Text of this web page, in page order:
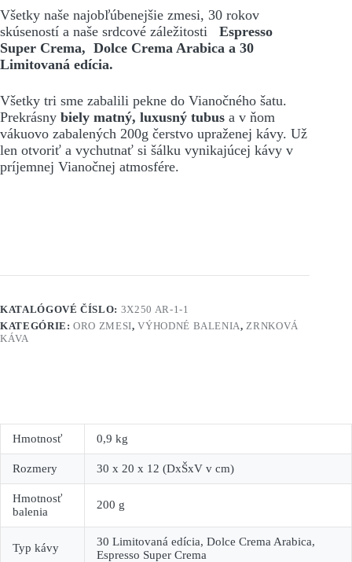
Všetky naše najobľúbenejšie zmesi, 30 rokov
skúseností a naše srdcové záležitosti Espresso
Super Crema, Dolce Crema Arabica a 30
Limitovaná edícia.
Všetky tri sme zabalili pekne do Vianočného šatu.
Prekrásny biely matný, luxusný tubus a v ňom
vákuovo zabalených 200g čerstvo upraženej kávy. Už
len otvoriť a vychutnať si šálku vynikajúcej kávy v
príjemnej Vianočnej atmosfére.
KATALÓGOVÉ ČÍSLO: 3X250 AR-1-1
KATEGÓRIE:ORO ZMESI,VÝHODNÉ BALENIA, ZRNKOVÁ
KÁVA
Hmotnosť 0,9 kg
Rozmery 30 x 20 x 12 (DxŠxV v cm)
Hmotnosť
balenia
200 g
Typ kávy
30 Limitovaná edícia, Dolce Crema Arabica,
Espresso Super Crema